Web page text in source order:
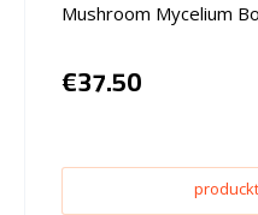
Mushroom Mycelium
€37.50